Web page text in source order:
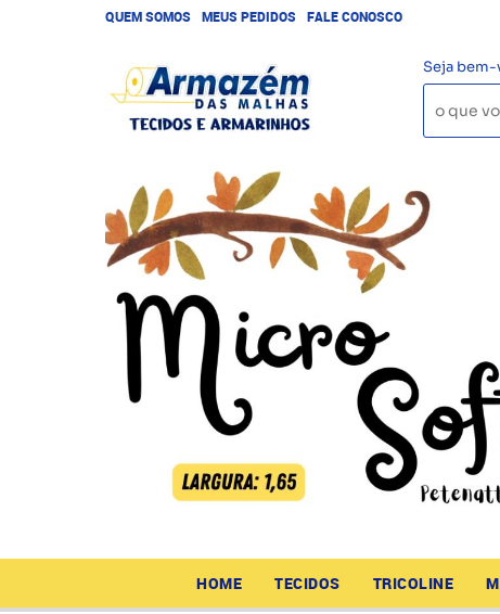
QUEM SOMOS MEUS PEDIDOS FALE CONOSCO
Seja
HOME TECIDOS TRICOLINE